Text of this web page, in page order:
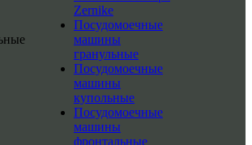
Zernike
Посудомоечные
машины
гранульные
Посудомоечные
машины
купольные
Посудомоечные
машины
фронтальные